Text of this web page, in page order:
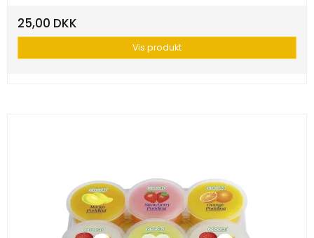
25,00 DKK
Vis produkt